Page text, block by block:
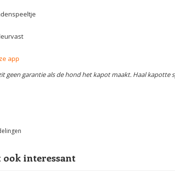
app
geen garantie als de hond het kapot maakt. Haal kapotte
interessant